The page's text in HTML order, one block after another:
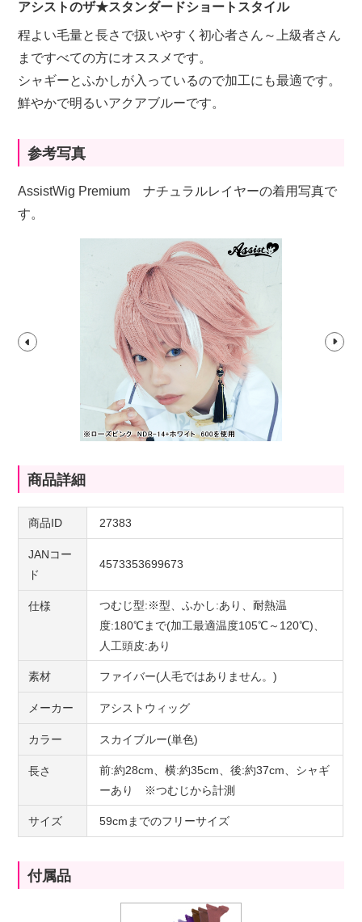
アシストのザ★スタンダードショートスタイル
程よい毛量と長さで扱いやすく初心者さん～上級者さん
まですべての方にオススメです。
シャギーとふかしが入っているので加工にも最適です。
鮮やかで明るいアクアブルーです。
参考写真
AssistWig Premium ナチュラルレイヤーの着用写真で
す。
商品詳細
商品ID 27383
JANコー
ド
4573353699673
仕様
つむじ型:※型、ふかし:あり、耐熱温
度:180℃まで(加工最適温度105℃～120℃)、
人工頭皮:あり
素材 ファイバー(人毛ではありません。)
メーカー アシストウィッグ
カラー スカイブルー(単色)
長さ
前:約28cm、横:約35cm、後:約37cm、シャギ
ーあり ※つむじから計測
サイズ 59cmまでのフリーサイズ
付属品